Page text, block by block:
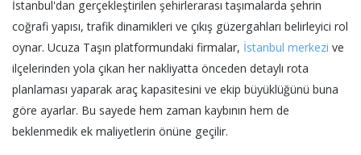
İstanbul'dan gerçekleştirilen şehirlerarası taşımalarda şehrin
coğrafi yapısı, trafik dinamikleri ve çıkış güzergahları belirleyici rol
oynar. Ucuza Taşın platformundaki firmalar, İstanbul merkezi ve
ilçelerinden yola çıkan her nakliyatta önceden detaylı rota
planlaması yaparak araç kapasitesini ve ekip büyüklüğünü buna
göre ayarlar. Bu sayede hem zaman kaybının hem de
beklenmedik ek maliyetlerin önüne geçilir.